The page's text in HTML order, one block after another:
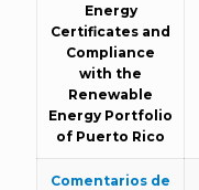
Energy
Certificates and
Compliance
with the
Renewable
Energy Portfolio
of Puerto Rico
Comentarios de